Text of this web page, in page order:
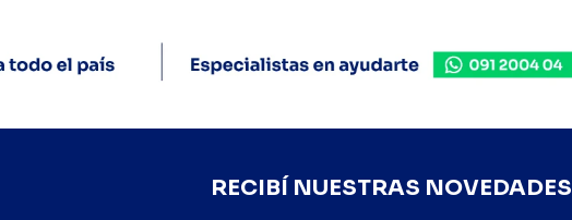
RECIBÍ NUESTRAS NOVEDADES